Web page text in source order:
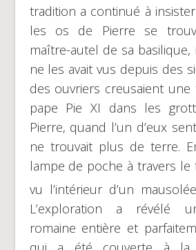
tradition a continué à
les os de Pierre se
maître-autel de sa
ne les avait vus depuis des
des ouvriers creusaient
pape Pie XI dans les
Pierre, quand l’un d’eux
ne trouvait plus de terre.
lampe de poche à travers le
vu l’intérieur d’un
L’exploration a révélé
romaine entière et